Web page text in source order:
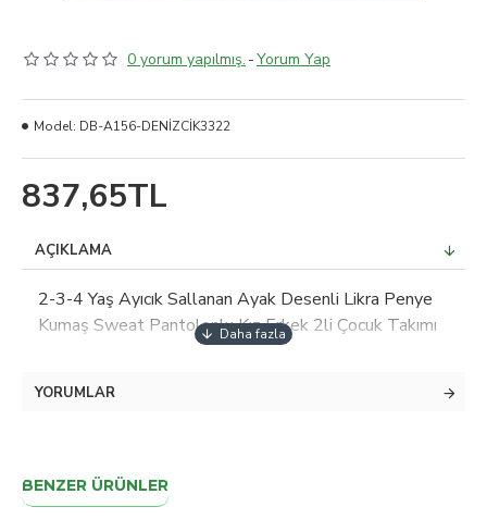
0 yorum yapılmış. -Yorum Yap
837,65TL
Model: DB-A156-DENİZCİK3322
AÇIKLAMA
2-3-4 Yaş Ayıcık Sallanan Ayak Desenli Likra Penye
Kumaş Sweat Pantolonlu Kız Erkek 2li Çocuk Takımı
YORUMLAR
BENZER ÜRÜNLER